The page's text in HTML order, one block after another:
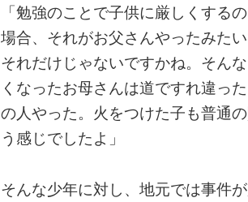
「勉強のことで子供に厳しくする
場合、それがお父さんやったみた
それだけじゃないですかね。そん
くなったお母さんは道ですれ違っ
の人やった。火をつけた子も普通
う感じでしたよ」
そんな少年に対し、地元では事件